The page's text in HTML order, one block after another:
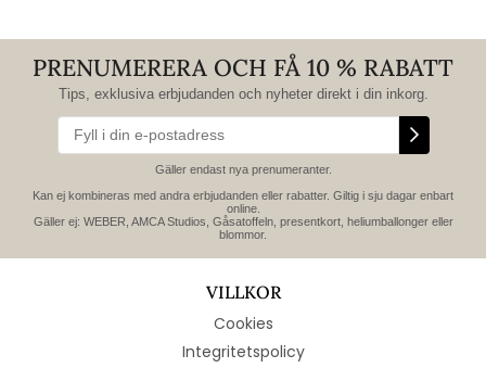
PRENUMERERA OCH FÅ 10 % RABATT
Tips, exklusiva erbjudanden och nyheter direkt i din inkorg.
Gäller endast nya prenumeranter.
Kan ej kombineras med andra erbjudanden eller rabatter. Giltig i sju dagar enbart
online.
Gäller ej: WEBER, AMCA Studios, Gåsatoffeln, presentkort, heliumballonger eller
blommor.
VILLKOR
Cookies
Integritetspolicy